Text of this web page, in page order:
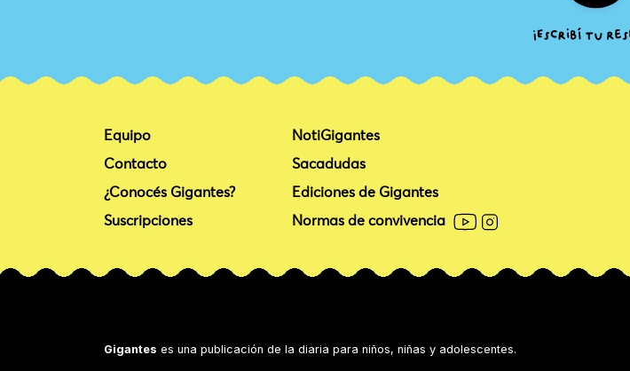
Equipo
Contacto
¿Conocés Gigantes?
Suscripciones
NotiGigantes
Sacadudas
Ediciones de Gigantes
Normas de convivencia
Gigantes es una publicación de la diaria para niños, niñas y adolescentes.